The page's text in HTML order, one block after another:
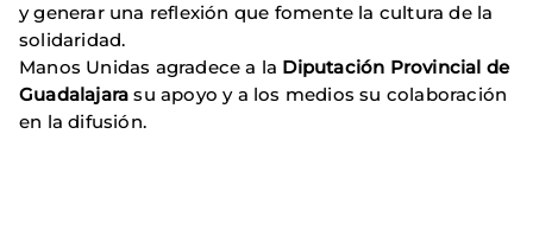
y generar una reflexión que fomente la cultura de la
solidaridad.
Manos Unidas agradece a la Diputación Provincial de
Guadalajara su apoyo y a los medios su colaboración
en la difusión.